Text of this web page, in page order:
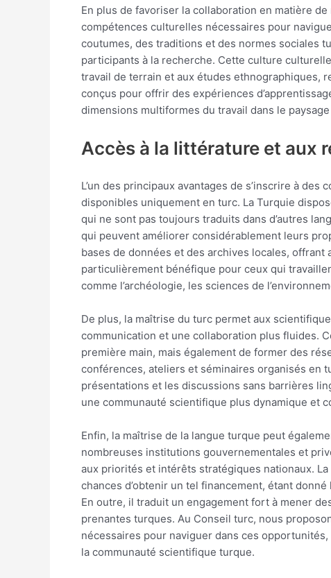
En plus de favoriser la collaboration en matière
compétences culturelles nécessaires pour
coutumes, des traditions et des normes sociales
participants à la recherche. Cette culture
travail de terrain et aux études ethnographiques,
conçus pour offrir des expériences
dimensions multiformes du travail dans le
Accès à la littérature et aux
L’un des principaux avantages de s’inscrire à
disponibles uniquement en turc. La Turquie
qui ne sont pas toujours traduits dans d’autres
qui peuvent améliorer considérablement leurs
bases de données et des archives locales,
particulièrement bénéfique pour ceux qui
comme l’archéologie, les sciences de
De plus, la maîtrise du turc permet aux
communication et une collaboration plus fluides.
première main, mais également de former des
conférences, ateliers et séminaires organisés en
présentations et les discussions sans barrières
une communauté scientifique plus dynamique et
Enfin, la maîtrise de la langue turque peut
nombreuses institutions gouvernementales et
aux priorités et intérêts stratégiques nationaux.
chances d’obtenir un tel financement, étant
En outre, il traduit un engagement fort à mener
prenantes turques. Au Conseil turc, nous
nécessaires pour naviguer dans ces
la communauté scientifique turque.